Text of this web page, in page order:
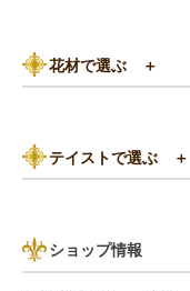
赤（レッド）系
グリーン（緑色）系
3,000円～5,000円
8,000円～10,000円
花材で選ぶ ＋
あじさい
ひまわり
テイストで選ぶ ＋
アンティーク
ショップ情報